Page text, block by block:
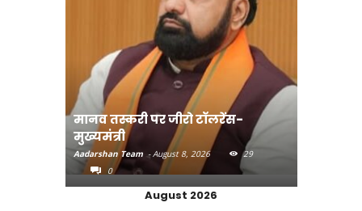
मानव तस्करी पर जीरो टॉलरेंस-
मुख्यमंत्री
Aadarshan Team - August 8, 2026
29
0
August 2026